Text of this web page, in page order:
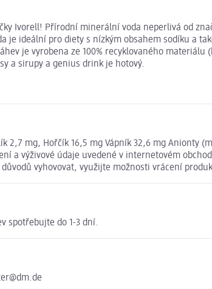
Ivorell! Přírodní minerální voda neperlivá od
je ideální pro diety s nízkým obsahem sodíku a
je vyrobena ze 100% recyklovaného
a sirupy a genius drink je hotový.
mg, Hořčík 16,5 mg Vápník 32,6 mg Anionty
a výživové údaje uvedené v internetovém
vyhovovat, využijte možnosti vrácení
spotřebujte do 1-3 dní.